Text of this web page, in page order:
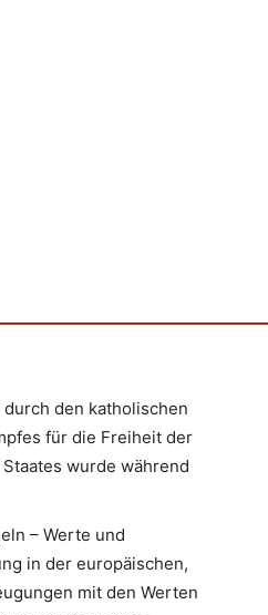
den katholischen
für die Freiheit der
wurde während
– Werte und
in der europäischen,
mit den Werten